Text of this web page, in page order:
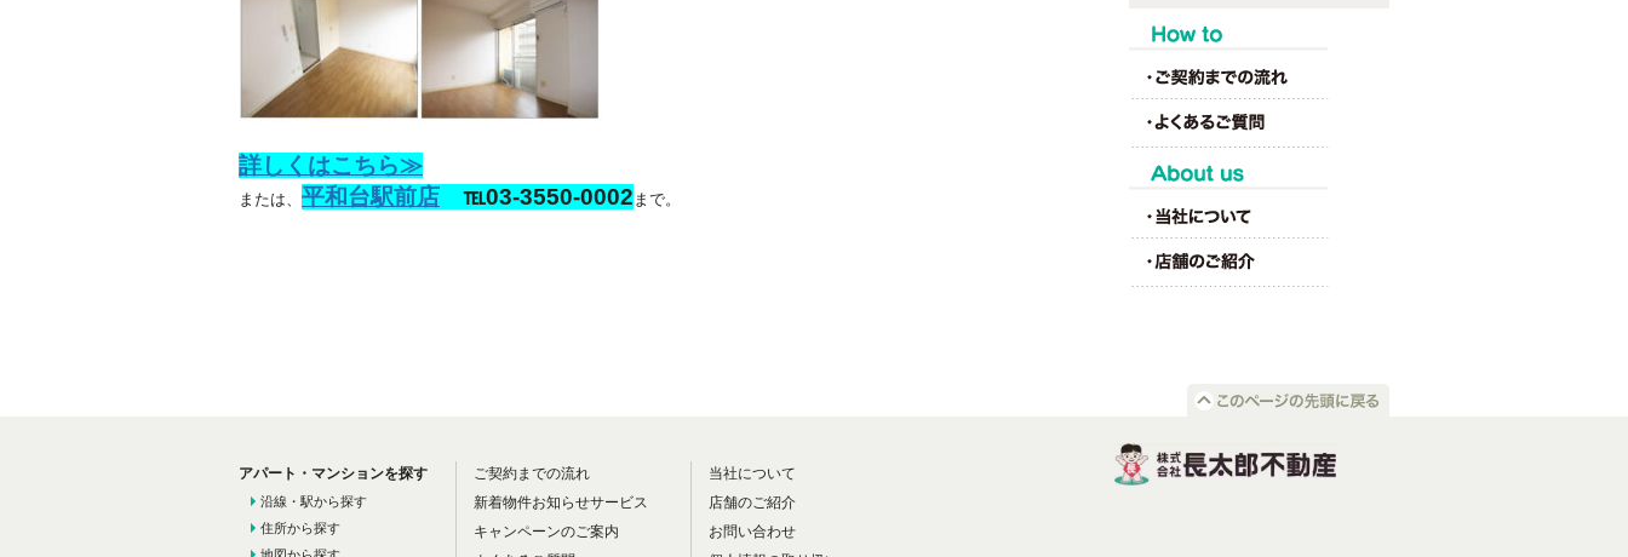
詳しくはこちら≫
または、 平和台駅前店 ℡03-3550-0002 まで。
アパート・マンションを探す
沿線・駅から探す
住所から探す
ご契約までの流れ
新着物件お知らせサービス
キャンペーンのご案内
当社について
店舗のご紹介
お問い合わせ